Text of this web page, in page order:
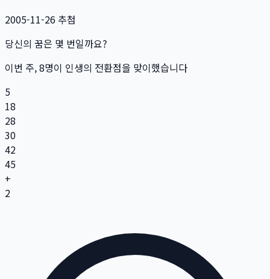
2005-11-26 추첨
당신의 꿈은 몇 번일까요?
이번 주,8명이 인생의 전환점을 맞이했습니다
5
18
28
30
42
45
+
2